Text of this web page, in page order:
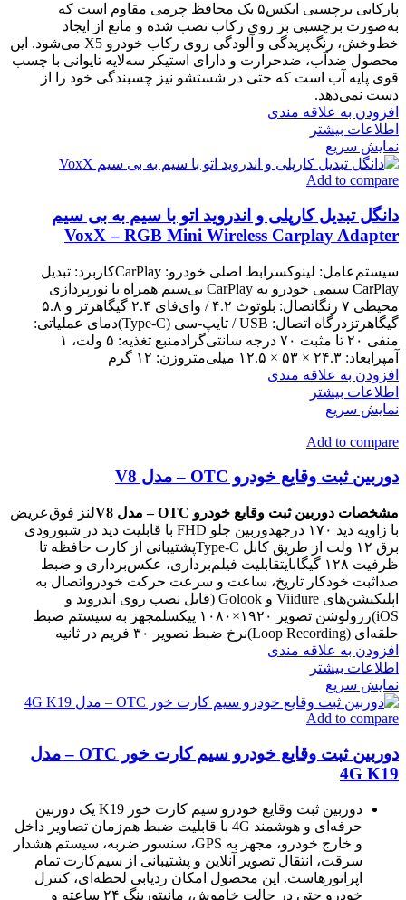
پارکابی برچسبی ایکس۵ یک محافظ چرمی مقاوم است که
به‌صورت برچسبی بر روی رکاب نصب شده و مانع از ایجاد
خط‌وخش، رنگ‌پریدگی و آلودگی روی رکاب خودرو X5 می‌شود. این
محصول ضدآب، ضدحرارت و دارای استیکر سه‌لایه تایوانی با چسب
قوی پایه آب است که حتی در شستشو نیز چسبندگی خود را از
دست نمی‌دهد.
افزودن به علاقه مندی
اطلاعات بیشتر
نمایش سریع
Add to compare
دانگل تبدیل کارپلی و اندروید اتو با سیم به بی سیم
VoxX – RGB Mini Wireless Carplay Adapter
سیستم‌عامل: لینوکسرابط اصلی خودرو: CarPlayکاربرد: تبدیل
CarPlay سیمی خودرو به CarPlay بی‌سیم همراه با نورپردازی
محیطی ۷ رنگاتصال: بلوتوث ۴.۲ / وای‌فای ۲.۴ گیگاهرتز و ۵.۸
گیگاهرتزدرگاه اتصال: USB / تایپ-سی (Type-C)دمای عملیاتی:
منفی ۲۰ تا مثبت ۷۰ درجه سانتی‌گرادمنبع تغذیه: ۵ ولت، ۱
آمپرابعاد: ۲۴.۳ × ۵۳ × ۱۲.۵ میلی‌متروزن: ۱۲ گرم
افزودن به علاقه مندی
اطلاعات بیشتر
نمایش سریع
Add to compare
دوربین ثبت وقایع خودرو OTC – مدل V8
مشخصات دوربین ثبت وقایع خودرو OTC – مدل V8
لنز فوق‌عریض
با زاویه دید ۱۷۰ درجهدوربین جلو FHD با قابلیت دید در شبورودی
برق ۱۲ ولت از طریق کابل Type-Cپشتیبانی از کارت حافظه تا
ظرفیت ۱۲۸ گیگابایتقابلیت فیلم‌برداری، عکس‌برداری و ضبط
صداثبت خودکار تاریخ، ساعت و سرعت حرکت خودرواتصال به
اپلیکیشن‌های Viidure و Golook (قابل نصب روی اندروید و
iOS)رزولوشن تصویر ۱۹۲۰×۱۰۸۰ پیکسلمجهز به سیستم ضبط
حلقه‌ای (Loop Recording)نرخ ضبط تصویر ۳۰ فریم در ثانیه
افزودن به علاقه مندی
اطلاعات بیشتر
نمایش سریع
Add to compare
دوربین ثبت وقایع خودرو سیم کارت خور OTC – مدل
4G K19
دوربین ثبت وقایع خودرو سیم کارت خور K19 یک دوربین
حرفه‌ای و هوشمند 4G با قابلیت ضبط هم‌زمان تصاویر داخل
و خارج خودرو، مجهز به GPS، سنسور ضربه، سیستم هشدار
سرقت، انتقال تصویر آنلاین و پشتیبانی از سیم‌کارت تمام
اپراتورهاست. این محصول امکان ردیابی لحظه‌ای، کنترل
خودرو حتی در حالت خاموش، مانیتورینگ ۲۴ ساعته و